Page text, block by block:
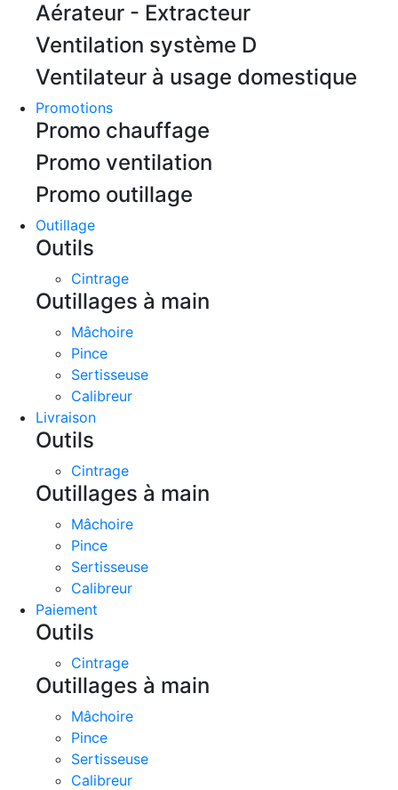
Aérateur - Extracteur
Ventilation système D
Ventilateur à usage domestique
Promotions
Promo chauffage
Promo ventilation
Promo outillage
Outillage
Outils
Cintrage
Outillages à main
Mâchoire
Pince
Sertisseuse
Calibreur
Livraison
Outils
Cintrage
Outillages à main
Mâchoire
Pince
Sertisseuse
Calibreur
Paiement
Outils
Cintrage
Outillages à main
Mâchoire
Pince
Sertisseuse
Calibreur